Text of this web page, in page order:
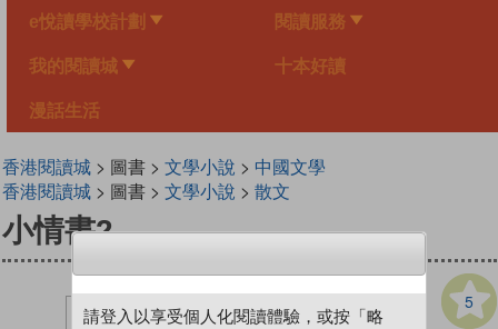
e悅讀學校計劃 閱讀服務
我的閱讀城 十本好讀
漫話生活
香港閱讀城> 圖書 > 文學小說 > 中國文學
香港閱讀城> 圖書 > 文學小說 > 散文
小情書2
5
請登入以享受個人化閱讀體驗，或按「略